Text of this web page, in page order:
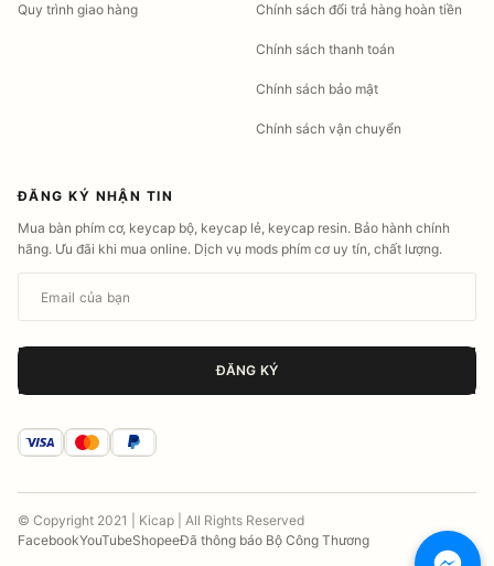
Quy trình giao hàng Chính sách đổi trả hàng hoàn tiền
Chính sách thanh toán
Chính sách bảo mật
Chính sách vận chuyển
ĐĂNG KÝ NHẬN TIN
Mua bàn phím cơ, keycap bộ, keycap lẻ, keycap resin. Bảo hành chính
hãng. Ưu đãi khi mua online. Dịch vụ mods phím cơ uy tín, chất lượng.
ĐĂNG KÝ
© Copyright 2021 | Kicap | All Rights Reserved
FacebookYouTubeShopeeĐã thông báo Bộ Công Thương